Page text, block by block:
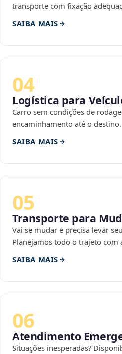
transporte com fixação
SAIBA MAIS
04
Logística para
Carro sem condições de
encaminhamento até o destino.
SAIBA MAIS
05
Transporte para
Vai se mudar e precisa levar
Planejamos todo o trajeto com
SAIBA MAIS
06
Atendimento
Situações inesperadas?